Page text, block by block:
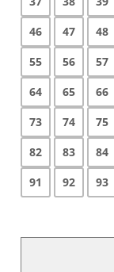
46
47 48
55
56 57
64
65 66
73
74 75
82
83 84
91
92 93